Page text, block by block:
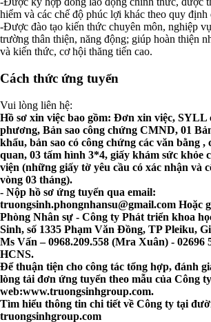
hiểm và các chế độ phúc lợi khác theo quy định
-Được đào tạo kiến thức chuyên môn, nghiệp
trường thân thiện, năng động; giúp hoàn thiện
và kiến thức, cơ hội thăng tiến cao.
Cách thức ứng tuyển
Vui lòng liên hệ:
Hồ sơ xin việc bao gồm: Đơn xin việc, SYLL
phương, Bản sao công chứng CMND, 01
khẩu, bản sao có công chứng các văn bằng ,
quan, 03 tấm hình 3*4, giấy khám sức khỏe
viện (những giấy tờ yêu cầu có xác nhận và
vòng 03 tháng).
- Nộp hồ sơ ứng tuyển qua email:
truongsinh.phongnhansu@gmail.com Hoặc
Phòng Nhân sự - Công ty Phát triển khoa
Sinh, số 1335 Phạm Văn Đồng, TP Pleiku,
Ms Vấn – 0968.209.558 (Mra Xuân) - 02696
HCNS.
Để thuận tiện cho công tác tổng hợp, đánh
lòng tải đơn ứng tuyển theo mẫu của Công
web:www.truongsinhgroup.com.
Tìm hiểu thông tin chi tiết về Công ty tại
truongsinhgroup.com